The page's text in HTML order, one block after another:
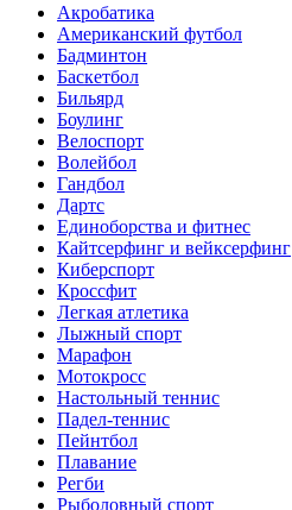
Акробатика
Американский футбол
Бадминтон
Баскетбол
Бильярд
Боулинг
Велоспорт
Волейбол
Гандбол
Дартс
Единоборства и фитнес
Кайтсерфинг и вейксерфинг
Киберспорт
Кроссфит
Легкая атлетика
Лыжный спорт
Марафон
Мотокросс
Настольный теннис
Падел-теннис
Пейнтбол
Плавание
Регби
Рыболовный спорт